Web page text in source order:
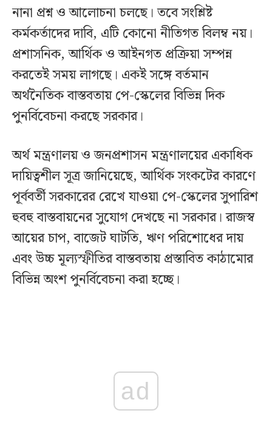
নানা প্রশ্ন ও আলোচনা চলছে। তবে সংশ্লিষ্ট
কর্মকর্তাদের দাবি, এটি কোনো নীতিগত বিলম্ব নয়।
প্রশাসনিক, আর্থিক ও আইনগত প্রক্রিয়া সম্পন্ন
করতেই সময় লাগছে। একই সঙ্গে বর্তমান
অর্থনৈতিক বাস্তবতায় পে-স্কেলের বিভিন্ন দিক
পুনর্বিবেচনা করছে সরকার।
অর্থ মন্ত্রণালয় ও জনপ্রশাসন মন্ত্রণালয়ের একাধিক
দায়িত্বশীল সূত্র জানিয়েছে, আর্থিক সংকটের কারণে
পূর্ববর্তী সরকারের রেখে যাওয়া পে-স্কেলের সুপারিশ
হুবহু বাস্তবায়নের সুযোগ দেখছে না সরকার। রাজস্ব
আয়ের চাপ, বাজেট ঘাটতি, ঋণ পরিশোধের দায়
এবং উচ্চ মূল্যস্ফীতির বাস্তবতায় প্রস্তাবিত কাঠামোর
বিভিন্ন অংশ পুনর্বিবেচনা করা হচ্ছে।
ad